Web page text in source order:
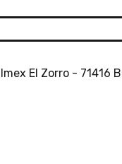
Imex El Zorro - 71416